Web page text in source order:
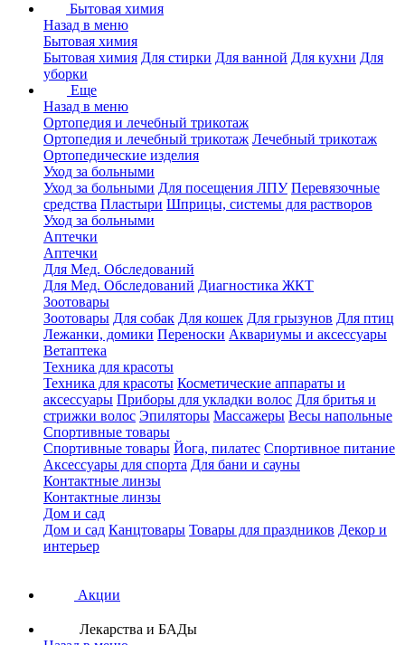
Бытовая химия
Назад в меню
Бытовая химия
Бытовая химия Для стирки Для ванной Для кухни Для
уборки
Еще
Назад в меню
Ортопедия и лечебный трикотаж
Ортопедия и лечебный трикотаж Лечебный трикотаж
Ортопедические изделия
Уход за больными
Уход за больными Для посещения ЛПУ Перевязочные
средства Пластыри Шприцы, системы для растворов
Уход за больными
Аптечки
Аптечки
Для Мед. Обследований
Для Мед. Обследований Диагностика ЖКТ
Зоотовары
Зоотовары Для собак Для кошек Для грызунов Для птиц
Лежанки, домики Переноски Аквариумы и аксессуары
Ветаптека
Техника для красоты
Техника для красоты Косметические аппараты и
аксессуары Приборы для укладки волос Для бритья и
стрижки волос Эпиляторы Массажеры Весы напольные
Спортивные товары
Спортивные товары Йога, пилатес Спортивное питание
Аксессуары для спорта Для бани и сауны
Контактные линзы
Контактные линзы
Дом и сад
Дом и сад Канцтовары Товары для праздников Декор и
интерьер
Акции
Лекарства и БАДы